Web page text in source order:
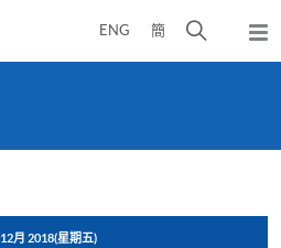
ENG 簡
開
彈
出
12月 2018(星期五)